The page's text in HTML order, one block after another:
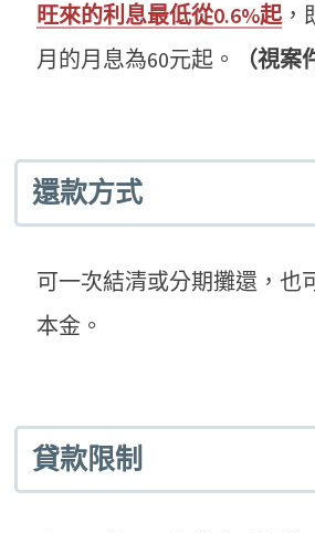
旺來的利息最低從0.6%起，
月的月息為60元起。
（視案
還款方式
可一次結清或分期攤還，也
本金。
貸款限制